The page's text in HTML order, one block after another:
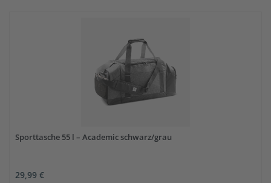
Sporttasche 55 l – Academic schwarz/grau
29,99 €